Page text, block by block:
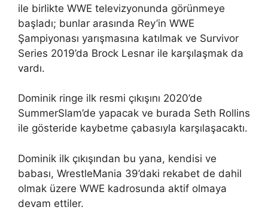
ile birlikte WWE televizyonunda görünmeye
başladı; bunlar arasında Rey’in WWE
Şampiyonası yarışmasına katılmak ve Survivor
Series 2019’da Brock Lesnar ile karşılaşmak da
vardı.
Dominik ringe ilk resmi çıkışını 2020’de
SummerSlam’de yapacak ve burada Seth Rollins
ile gösteride kaybetme çabasıyla karşılaşacaktı.
Dominik ilk çıkışından bu yana, kendisi ve
babası, WrestleMania 39’daki rekabet de dahil
olmak üzere WWE kadrosunda aktif olmaya
devam ettiler.